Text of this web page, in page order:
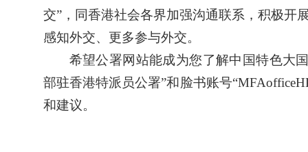
交”，同香港社会各界加强沟通联系，积极开
感知外交、更多参与外交。
希望公署网站能成为您了解中国特色大
部驻香港特派员公署”和脸书账号
和建议。